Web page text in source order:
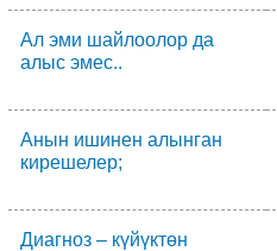
Ал эми шайлоолор да
алыс эмес..
Анын ишинен алынган
кирешелер;
Диагноз – күйүктөн